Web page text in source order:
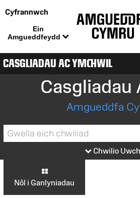
Cyfrannwch
Ein
Amgueddfeydd
CASGLIADAU AC YMCHWIL
Casgliadau
Amgueddfa
Chwilio Uwch
Nôl i Ganlyniadau